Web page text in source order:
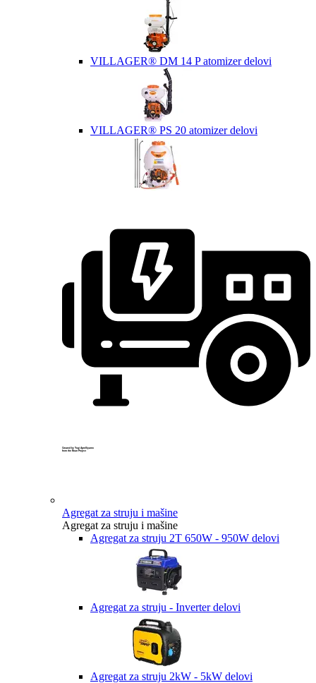
VILLAGER® DM 14 P atomizer delovi
VILLAGER® PS 20 atomizer delovi
Created by Yogi Aprelliyanto
from the Noun Project
Agregat za struju i mašine
Agregat za struju i mašine
Agregat za struju 2T 650W - 950W delovi
Agregat za struju - Inverter delovi
Agregat za struju 2kW - 5kW delovi